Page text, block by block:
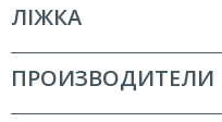
ЛІЖКА
ПРОИЗВОДИТЕЛИ